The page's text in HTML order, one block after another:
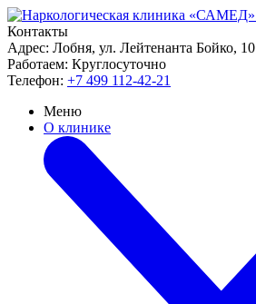
Контакты
Адрес: Лобня, ул. Лейтенанта Бойко, 10
Работаем: Круглосуточно
Телефон: +7 499 112-42-21
Меню
О клинике